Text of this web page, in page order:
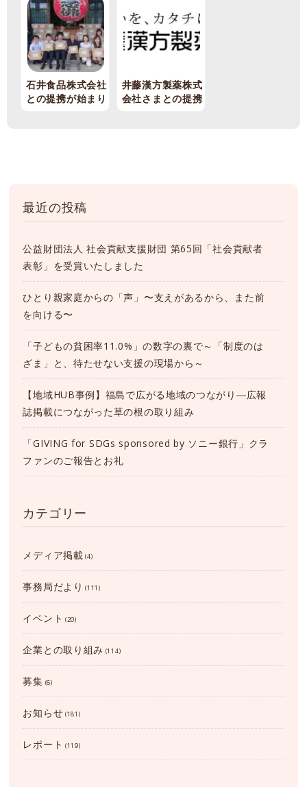
石井食品株式会社
との提携が始まり
井藤漢方製薬株式
会社さまとの提携
最近の投稿
公益財団法人 社会貢献支援財団 第65回「社会貢献者
表彰」を受賞いたしました
ひとり親家庭からの「声」〜支えがあるから、また前
を向ける〜
「子どもの貧困率11.0%」の数字の裏で～「制度のは
ざま」と、待たせない支援の現場から～
【地域HUB事例】福島で広がる地域のつながり―広報
誌掲載につながった草の根の取り組み
「GIVING for SDGs sponsored by ソニー銀行」クラ
ファンのご報告とお礼
カテゴリー
メディア掲載 (4)
事務局だより (111)
イベント (20)
企業との取り組み (114)
募集 (6)
お知らせ (181)
レポート (119)